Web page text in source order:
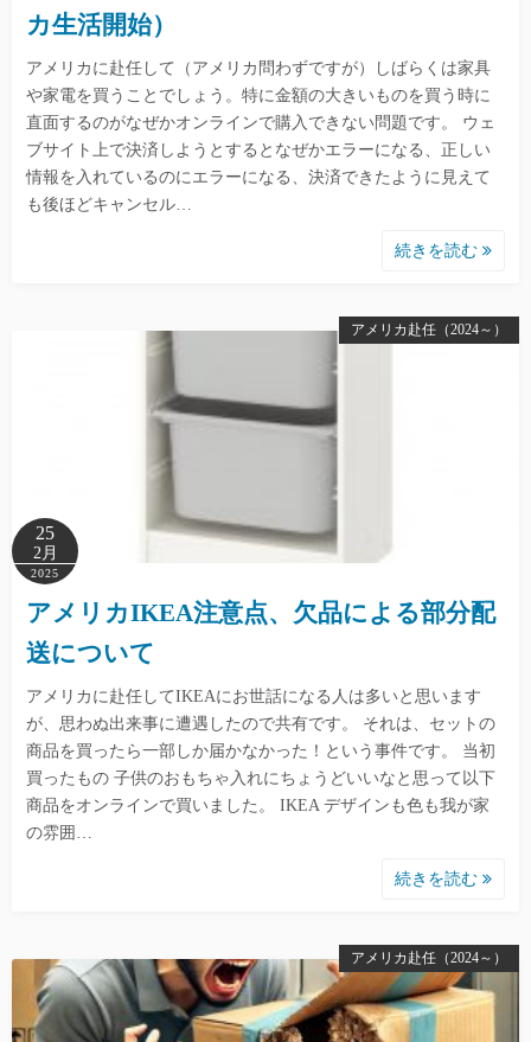
カ生活開始）
アメリカに赴任して（アメリカ問わずですが）しばらくは家具
や家電を買うことでしょう。特に金額の大きいものを買う時に
直面するのがなぜかオンラインで購入できない問題です。 ウェ
ブサイト上で決済しようとするとなぜかエラーになる、正しい
情報を入れているのにエラーになる、決済できたように見えて
も後ほどキャンセル…
続きを読む
アメリカ赴任（2024～）
25
2月
2025
アメリカIKEA注意点、欠品による部分配
送について
アメリカに赴任してIKEAにお世話になる人は多いと思います
が、思わぬ出来事に遭遇したので共有です。 それは、セットの
商品を買ったら一部しか届かなかった！という事件です。 当初
買ったもの 子供のおもちゃ入れにちょうどいいなと思って以下
商品をオンラインで買いました。 IKEA デザインも色も我が家
の雰囲…
続きを読む
アメリカ赴任（2024～）